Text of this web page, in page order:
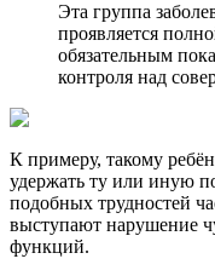
Эта группа
проявляется
обязательным
контроля над
К примеру, такому
удержать ту или иную
подобных трудностей
выступают нарушение
функций.